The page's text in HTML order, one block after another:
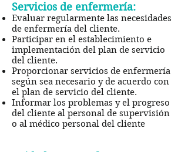
Servicios de enfermería:
Evaluar regularmente las necesidades
de enfermería del cliente.
Participar en el establecimiento e
implementación del plan de servicio
del cliente.
Proporcionar servicios de enfermería
según sea necesario y de acuerdo con
el plan de servicio del cliente.
Informar los problemas y el progreso
del cliente al personal de supervisión
o al médico personal del cliente